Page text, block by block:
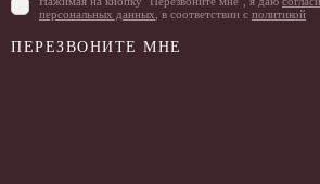
персональных данных , в соответствии с политикой
ПЕРЕЗВОНИТЕ МНЕ